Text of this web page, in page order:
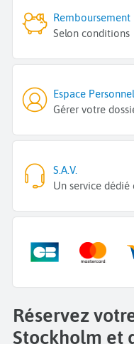
Remboursement
Selon conditions
Espace Personnel
Gérer votre
S.A.V.
Un service
Réservez
Stockholm et